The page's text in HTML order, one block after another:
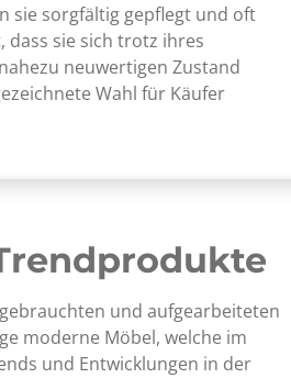
sie sorgfältig gepflegt und oft
dass sie sich trotz ihres
neuwertigen Zustand
Wahl für Käufer
und aufgearbeiteten
moderne Möbel, welche im
und Entwicklungen in der